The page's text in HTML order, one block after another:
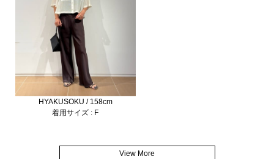
HYAKUSOKU / 158cm
着用サイズ : F
View More